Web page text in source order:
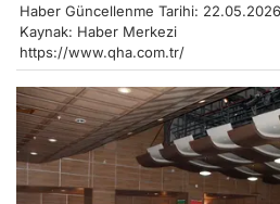
Haber Güncellenme Tarihi:
Kaynak: Haber Merkezi
https://www.qha.com.tr/